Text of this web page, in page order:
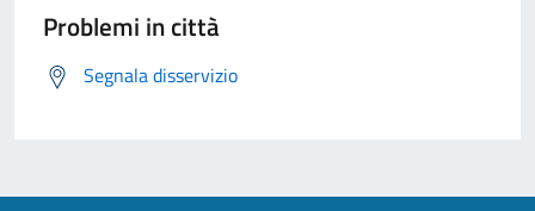
Problemi in città
Segnala disservizio